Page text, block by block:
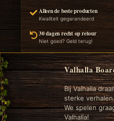
Alleen de beste producten
Kwaliteit gegarandeerd
30 dagen recht op retour
Niet goed? Geld terug!
Valhalla
Bij Valhalla
sterke
We spelen
Valhalla!